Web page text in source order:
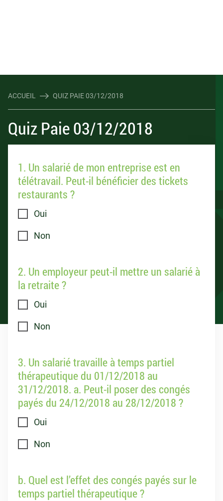
ACCUEIL QUIZ PAIE 03/12/2018
Quiz Paie 03/12/2018
1. Un salarié de mon entreprise est en
télétravail. Peut-il bénéficier des tickets
restaurants ?
Oui
Non
2. Un employeur peut-il mettre un salarié à
la retraite ?
Oui
Non
3. Un salarié travaille à temps partiel
thérapeutique du 01/12/2018 au
31/12/2018. a. Peut-il poser des congés
payés du 24/12/2018 au 28/12/2018 ?
Oui
Non
b. Quel est l’effet des congés payés sur le
temps partiel thérapeutique ?